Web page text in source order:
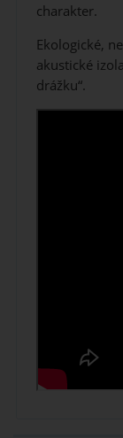
charakter.
Ekologické,
akustické
drážku“.